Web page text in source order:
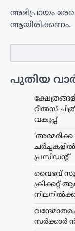
അഭിപ്രായം
ആയിരിക്കണം.
പുതിയ
റീൽസ്
വകുപ്പ്
പ്രസിഡന്റ്
വൈഭവ്
ക്രിക്കറ്റ്
സർക്കാർ